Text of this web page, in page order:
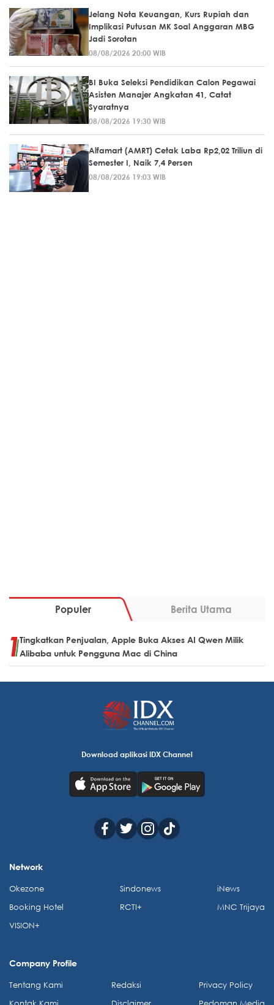
Jelang Nota Keuangan, Kurs Rupiah dan
Implikasi Putusan MK Soal Anggaran MBG
Jadi Sorotan
08/08/2026 20:00 WIB
BI Buka Seleksi Pendidikan Calon Pegawai
Asisten Manajer Angkatan 41, Catat
Syaratnya
08/08/2026 19:30 WIB
Alfamart (AMRT) Cetak Laba Rp2,02 Triliun di
Semester I, Naik 7,4 Persen
08/08/2026 19:03 WIB
Populer Berita Utama
Tingkatkan Penjualan, Apple Buka Akses AI Qwen Milik
Alibaba untuk Pengguna Mac di China
Download aplikasi IDX Channel
Network
Okezone
Booking Hotel
VISION+
Sindonews
RCTI+
iNews
MNC Trijaya
Company Profile
Tentang Kami
Redaksi
Privacy Policy